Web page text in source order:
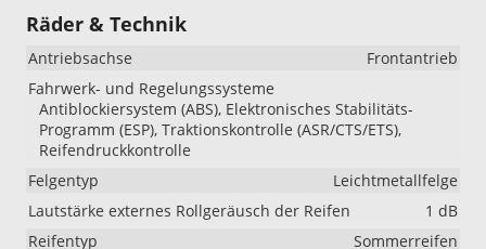
Räder & Technik
Antriebsachse
Frontantrieb
Fahrwerk- und Regelungssysteme
Antiblockiersystem (ABS), Elektronisches Stabilitäts-
Programm (ESP), Traktionskontrolle (ASR/CTS/ETS),
Reifendruckkontrolle
Felgentyp
Leichtmetallfelge
Lautstärke externes Rollgeräusch der Reifen
1 dB
Reifentyp
Sommerreifen